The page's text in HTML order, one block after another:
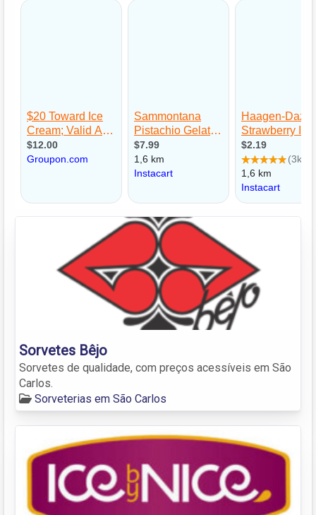
Sorvetes Bêjo
Sorvetes de qualidade, com preços acessíveis em São
Carlos.
Sorveterias em São Carlos